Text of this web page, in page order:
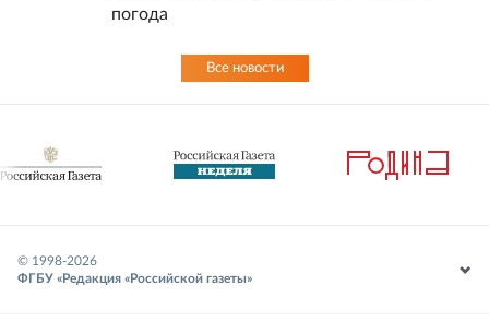
погода
Все новости
© 1998-2026
ФГБУ «Редакция «Российской газеты»